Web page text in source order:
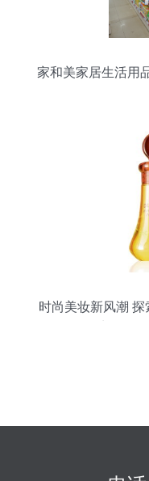
家和美家居生活用
时尚美妆新风潮